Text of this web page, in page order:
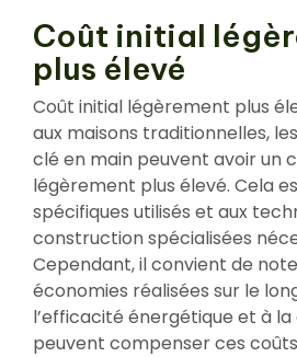
Coût initial
plus élevé
Coût initial légèrement plus
aux maisons traditionnelles,
clé en main peuvent avoir un
légèrement plus élevé. Cela
spécifiques utilisés et aux
construction spécialisées
Cependant, il convient de
économies réalisées sur le
l’efficacité énergétique et à
peuvent compenser ces